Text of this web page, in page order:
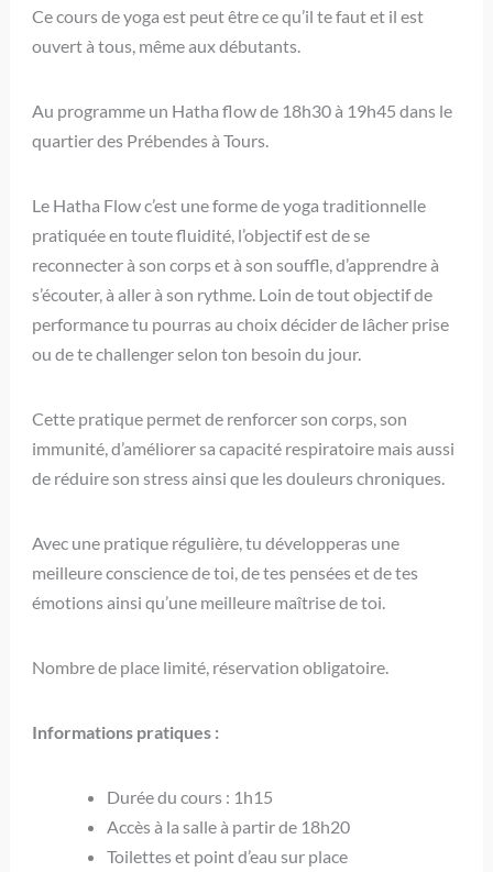
Ce cours de yoga est peut être ce qu’il te faut et il est
ouvert à tous, même aux débutants.
Au programme un Hatha flow de 18h30 à 19h45 dans le
quartier des Prébendes à Tours.
Le Hatha Flow c’est une forme de yoga traditionnelle
pratiquée en toute fluidité, l’objectif est de se
reconnecter à son corps et à son souffle, d’apprendre à
s’écouter, à aller à son rythme. Loin de tout objectif de
performance tu pourras au choix décider de lâcher prise
ou de te challenger selon ton besoin du jour.
Cette pratique permet de renforcer son corps, son
immunité, d’améliorer sa capacité respiratoire mais aussi
de réduire son stress ainsi que les douleurs chroniques.
Avec une pratique régulière, tu développeras une
meilleure conscience de toi, de tes pensées et de tes
émotions ainsi qu’une meilleure maîtrise de toi.
Nombre de place limité, réservation obligatoire.
Informations pratiques :
Durée du cours : 1h15
Accès à la salle à partir de 18h20
Toilettes et point d’eau sur place